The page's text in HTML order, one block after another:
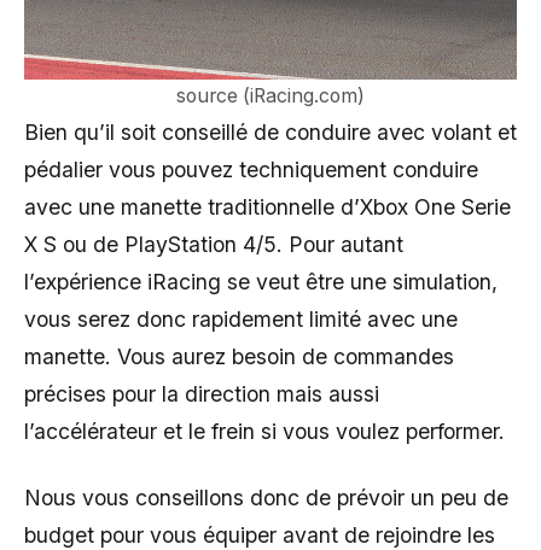
source (iRacing.com)
Bien qu’il soit conseillé de conduire avec volant et
pédalier vous pouvez techniquement conduire
avec une manette traditionnelle d’Xbox One Serie
X S ou de PlayStation 4/5. Pour autant
l’expérience iRacing se veut être une simulation,
vous serez donc rapidement limité avec une
manette. Vous aurez besoin de commandes
précises pour la direction mais aussi
l’accélérateur et le frein si vous voulez performer.
Nous vous conseillons donc de prévoir un peu de
budget pour vous équiper avant de rejoindre les